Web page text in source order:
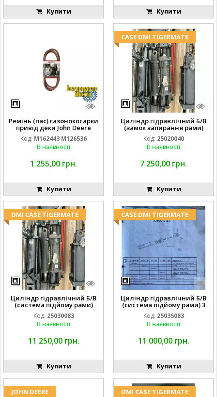
Купити Купити
Ремінь (пас) газонокосарки
привід деки John Deere
M162443 M126536
Код: M162443 M126536
В наявності
1 255,00 грн.
Купити
CASE DMI TIGERMATE
Циліндр гідравлічний Б/В
(замок запирання рами)
2''X4'' 25320040
Код: 25020040
В наявності
7 250,00 грн.
Купити
DMI CASE TIGERMATE
Циліндр гідравлічний Б/В
(система підйому рами)
3X8 87423768
Код: 25030083
В наявності
11 250,00 грн.
Купити
CASE DMI TIGERMATE
Циліндр гідравлічний Б/В
(система підйому рами) 3
1/2 84255910
Код: 25035083
В наявності
11 000,00 грн.
Купити
JOHN DEERE DMI CASE TIGERMATE